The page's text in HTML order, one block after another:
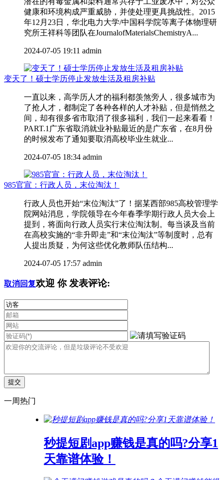
健康和环境构成严重威胁，并使处理更具挑战性。2015
年12月23日，华北电力大学/中国科学院等离子体物理研
究所王祥科等团队在JournalofMaterialsChemistryA...
2024-07-05 19:11 admin
变天了！硕士学历停止发放生活及租房补贴
一直以来，高学历人才的福利都羡煞旁人，很多城市为
了抢人才，都制定了各种各样的人才补贴，但是悄然之
间，却有很多省市取消了很多福利，我们一起来看看！
PART.1广东省取消就业补贴最近的是广东省，在8月份
的时候发布了通知要取消高校毕业生就业...
2024-07-05 18:34 admin
985官宣：行政人员，末位淘汰！
行政人员也开始“末位淘汰”了！据某西部985高校管理学
院网站消息，学院领导在今年春季学期行政人员大会上
提到，将面向行政人员实行末位淘汰制。每当谈及当前
在高校实施的“非升即走”和“末位淘汰”等制度时，总有
人提出质疑，为何这些优化教师队伍结构...
2024-07-05 17:57 admin
取消回复欢迎 你发表评论:
一周热门
秒提短剧app赚钱是真的吗?分享1
天靠谱体验！